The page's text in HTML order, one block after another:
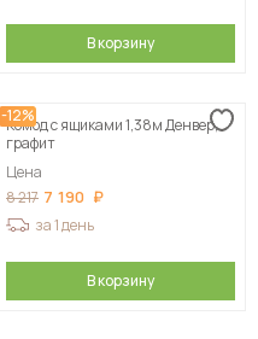
В корзину
-12%
Комод с ящиками 1,38м Денвер,
графит
Цена
8 217 7 190
за 1 день
В корзину